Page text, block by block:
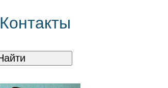
Контакты